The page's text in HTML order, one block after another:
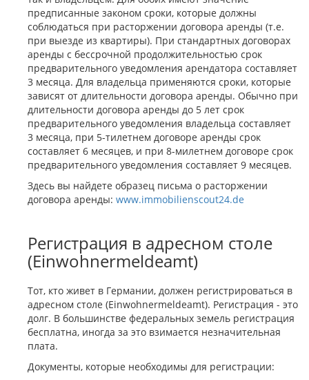
предписанные законом сроки, которые должны
соблюдаться при расторжении договора аренды (т.е.
при выезде из квартиры). При стандартных договорах
аренды с бессрочной продолжительностью срок
предварительного уведомления арендатора составляет
3 месяца. Для владельца применяются сроки, которые
зависят от длительности договора аренды. Обычно при
длительности договора аренды до 5 лет срок
предварительного уведомления владельца составляет
3 месяца, при 5-тилетнем договоре аренды срок
составляет 6 месяцев, и при 8-милетнем договоре срок
предварительного уведомления составляет 9 месяцев.
Здесь вы найдете образец письма о расторжении
договора аренды: www.immobilienscout24.de
Регистрация в адресном столе
(Einwohnermeldeamt)
Тот, кто живет в Германии, должен регистрироваться в
адресном столе (Einwohnermeldeamt). Регистрация - это
долг. В большинстве федеральных земель регистрация
бесплатна, иногда за это взимается незначительная
плата.
Документы, которые необходимы для регистрации: